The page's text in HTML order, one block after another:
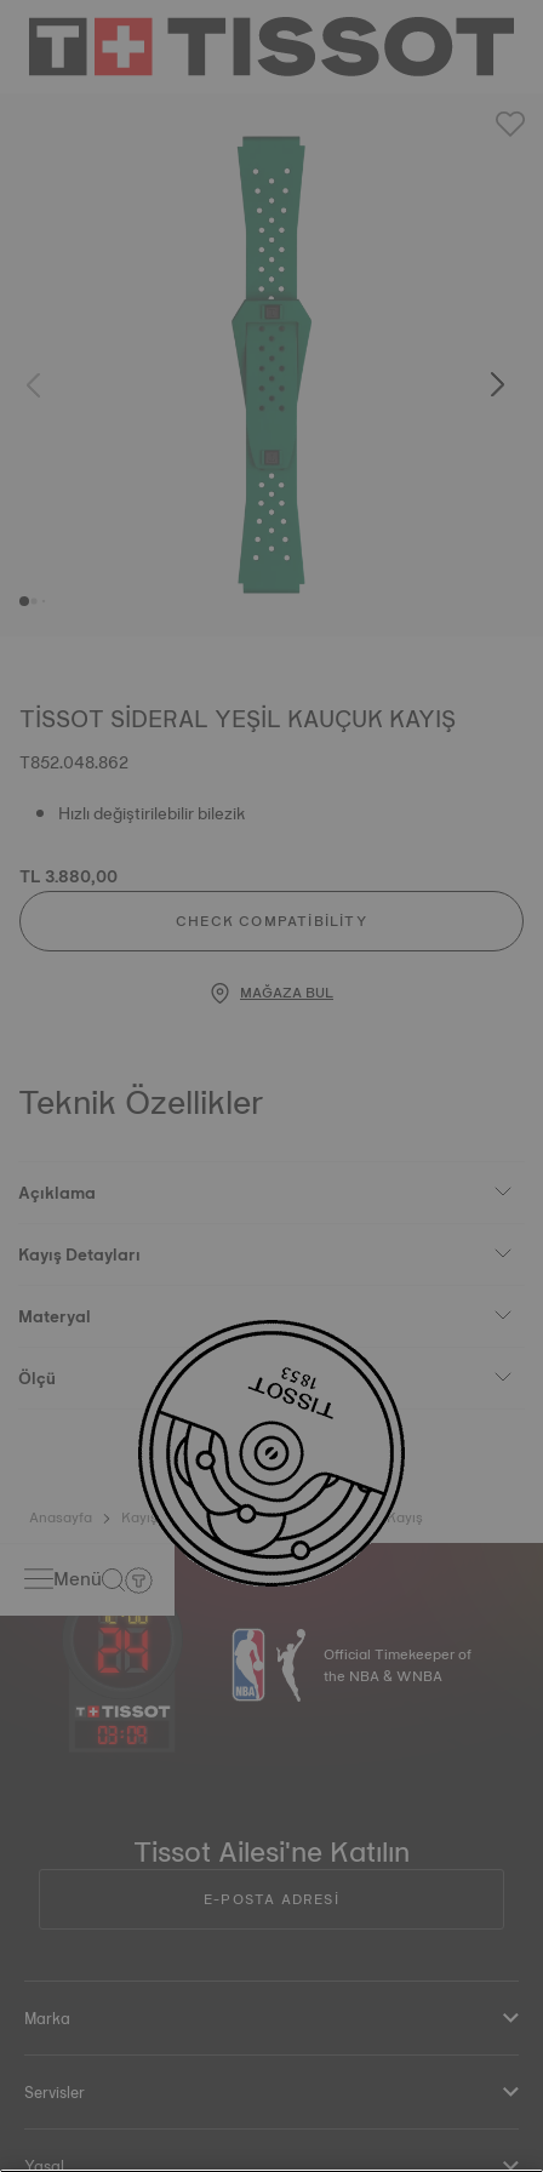
TISSOT SIDERAL YEŞIL KAUÇUK KAYIŞ
T852.048.862
Hızlı değiştirilebilir bilezik
TL 3.880,00
CHECK COMPATIBILITY
MAĞAZA BUL
Teknik Özellikler
Açıklama
Kayış Detayları
Materyal
Ölçü
Anasayfa Kayışlar Tissot Sideral Yeşil Kauçuk Kayış
Menü
03:09
Official Timekeeper of
the NBA & WNBA
Tissot Ailesi'ne Katılın
E-POSTA ADRESİ
Marka
Servisler
Yasal